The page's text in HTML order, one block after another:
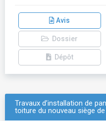
Avis
Dossier
Dépôt
Travaux d’installation de
toiture du nouveau siège